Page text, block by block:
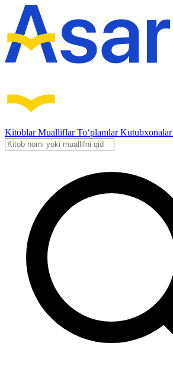
KitoblarMualliflarTo‘plamlarKutubxonalar